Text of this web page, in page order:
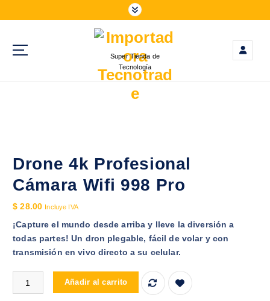
a
Super Tienda de
Tecnología
Drone 4k Profesional
Cámara Wifi 998 Pro
$ 28.00 Incluye IVA
¡Capture el mundo desde arriba y lleve la diversión a
todas partes! Un dron plegable, fácil de volar y con
transmisión en vivo directo a su celular.
Drone 4k Profesional Cámara Wifi 998 Pro cantidad
Añadir al carrito